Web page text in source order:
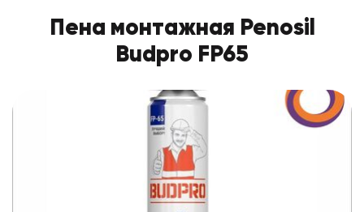
Пена монтажная Penosil
Budpro FP65